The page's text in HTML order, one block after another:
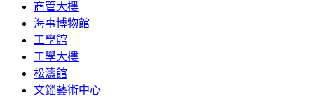
商管大樓
海事博物館
工學館
工學大樓
松濤館
文錙藝術中心